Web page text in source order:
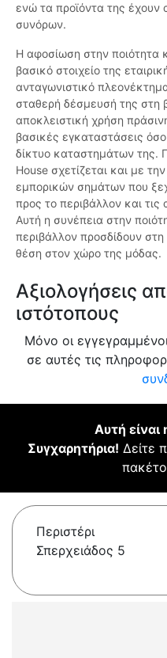
ενώ τα προϊόντα της έχουν
συνόρων.
Η αφοσίωση στην ποιότητα
βασικό στοιχείο της
ανταγωνιστικό
σταθερή δέσμευσή της στη
αποκλειστική χρήση
βασικές εγκαταστάσεις
δίκτυο καταστημάτων της.
House σχετίζεται και με
εμπορικών σημάτων που
προς το περιβάλλον και
Αυτή η συνέπεια στην
περιβάλλον προσδίδουν στη
θέση στον χώρο της μόδας.
Αξιολογήσεις
ιστότοπους
Μόνο οι
σε αυτές τις
Αυτή είναι
Συγχαρητήρια! Δείτε
Περιστέρι
Σπερχειάδος 5